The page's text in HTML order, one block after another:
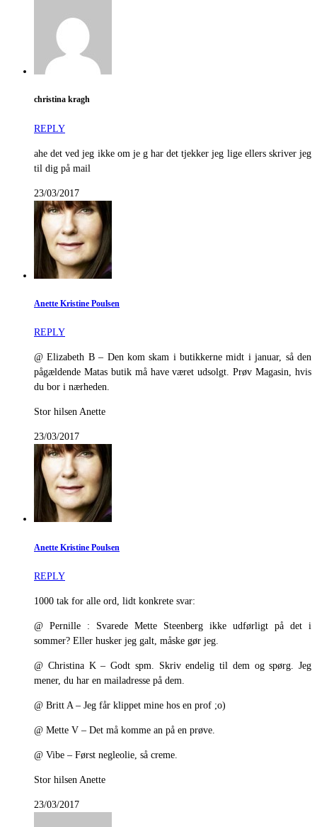
christina kragh
REPLY
ahe det ved jeg ikke om je g har det tjekker jeg lige ellers skriver jeg
til dig på mail
23/03/2017
Anette Kristine Poulsen
REPLY
@ Elizabeth B – Den kom skam i butikkerne midt i januar, så den
pågældende Matas butik må have været udsolgt. Prøv Magasin, hvis
du bor i nærheden.
Stor hilsen Anette
23/03/2017
Anette Kristine Poulsen
REPLY
1000 tak for alle ord, lidt konkrete svar:
@ Pernille : Svarede Mette Steenberg ikke udførligt på det i
sommer? Eller husker jeg galt, måske gør jeg.
@ Christina K – Godt spm. Skriv endelig til dem og spørg. Jeg
mener, du har en mailadresse på dem.
@ Britt A – Jeg får klippet mine hos en prof ;o)
@ Mette V – Det må komme an på en prøve.
@ Vibe – Først negleolie, så creme.
Stor hilsen Anette
23/03/2017